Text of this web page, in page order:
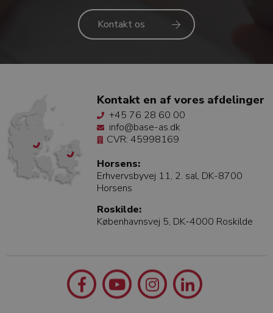
Kontakt os
Kontakt en af vores afdelinger
+45 76 28 60 00
info@base-as.dk
CVR: 45998169
Horsens:
Erhvervsbyvej 11, 2. sal, DK-8700
Horsens
Roskilde:
Københavnsvej 5, DK-4000 Roskilde